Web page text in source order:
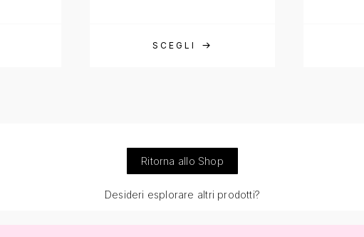
SCEGLI
Ritorna allo Shop
Desideri esplorare altri prodotti?